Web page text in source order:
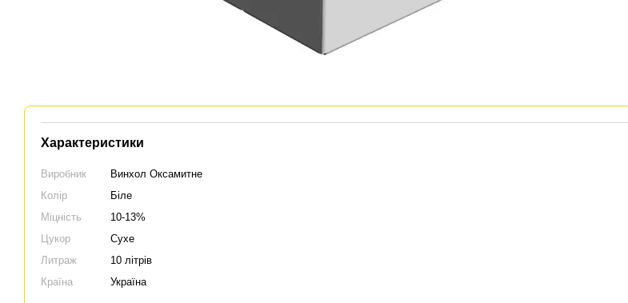
Характеристики
Виробник
Винхол Оксамитне
Колір
Біле
Міцність
10-13%
Цукор
Сухе
Литраж
10 літрів
Країна
Україна